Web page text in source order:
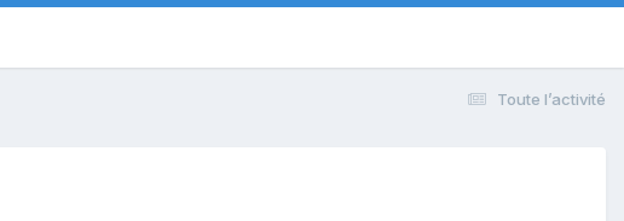
Toute l’activité